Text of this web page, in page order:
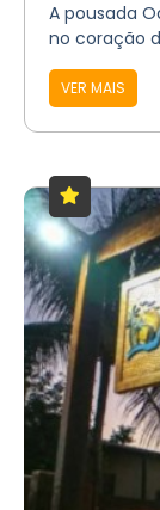
A pousada
no coração
VER MAIS